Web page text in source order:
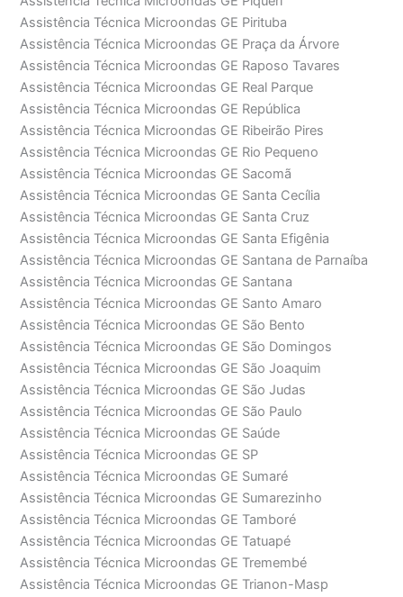
Assistência Técnica Microondas GE Pirituba
Assistência Técnica Microondas GE Praça da Árvore
Assistência Técnica Microondas GE Raposo Tavares
Assistência Técnica Microondas GE Real Parque
Assistência Técnica Microondas GE República
Assistência Técnica Microondas GE Ribeirão Pires
Assistência Técnica Microondas GE Rio Pequeno
Assistência Técnica Microondas GE Sacomã
Assistência Técnica Microondas GE Santa Cecília
Assistência Técnica Microondas GE Santa Cruz
Assistência Técnica Microondas GE Santa Efigênia
Assistência Técnica Microondas GE Santana de Parnaíba
Assistência Técnica Microondas GE Santana
Assistência Técnica Microondas GE Santo Amaro
Assistência Técnica Microondas GE São Bento
Assistência Técnica Microondas GE São Domingos
Assistência Técnica Microondas GE São Joaquim
Assistência Técnica Microondas GE São Judas
Assistência Técnica Microondas GE São Paulo
Assistência Técnica Microondas GE Saúde
Assistência Técnica Microondas GE SP
Assistência Técnica Microondas GE Sumaré
Assistência Técnica Microondas GE Sumarezinho
Assistência Técnica Microondas GE Tamboré
Assistência Técnica Microondas GE Tatuapé
Assistência Técnica Microondas GE Tremembé
Assistência Técnica Microondas GE Trianon-Masp